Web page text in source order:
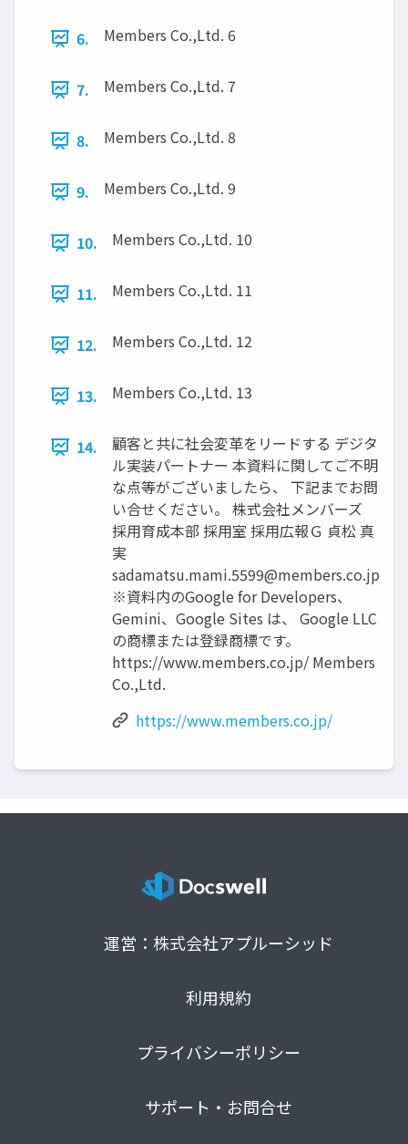
6. Members Co.,Ltd. 6
7. Members Co.,Ltd. 7
8. Members Co.,Ltd. 8
9. Members Co.,Ltd. 9
10. Members Co.,Ltd. 10
11. Members Co.,Ltd. 11
12. Members Co.,Ltd. 12
13. Members Co.,Ltd. 13
14.
顧客と共に社会変革をリードする デジタ
ル実装パートナー 本資料に関してご不明
な点等がございましたら、 下記までお問
い合せください。 株式会社メンバーズ
採用育成本部 採用室 採用広報Ｇ 貞松 真
実
sadamatsu.mami.5599@members.co.jp
※資料内のGoogle for Developers、
Gemini、Google Sites は、 Google LLC
の商標または登録商標です。
https://www.members.co.jp/ Members
Co.,Ltd.
https://www.members.co.jp/
運営：株式会社アプルーシッド
利用規約
プライバシーポリシー
サポート・お問合せ